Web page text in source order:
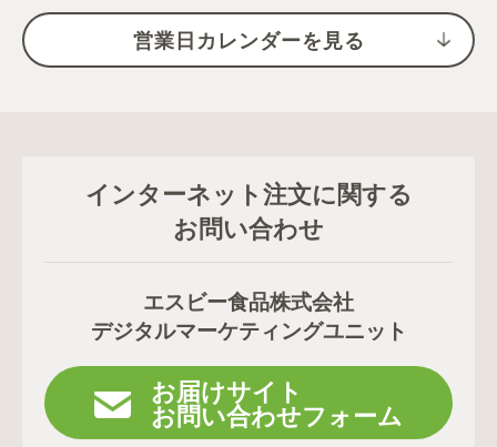
営業日カレンダーを見る
インターネット注文に関する
お問い合わせ
エスビー食品株式会社
デジタルマーケティングユニット
お届けサイト
お問い合わせフォーム